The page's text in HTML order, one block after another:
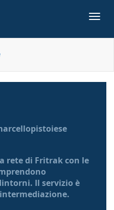
rete di Fritrak con le
Il servizio è